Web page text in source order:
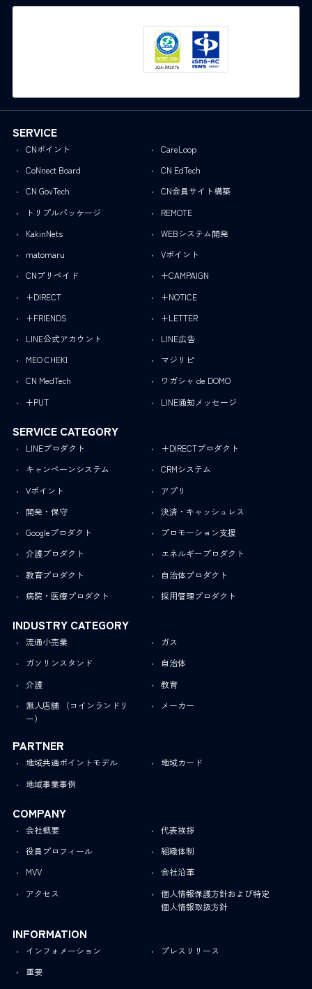
SERVICE
CNポイント
CareLoop
CoNnect Board
CN EdTech
CN GovTech
CN会員サイト構築
トリプルパッケージ
REMOTE
KakinNets
WEBシステム開発
matomaru
Vポイント
CNプリペイド
+CAMPAIGN
+DIRECT
+NOTICE
+FRIENDS
+LETTER
LINE公式アカウント
LINE広告
MEO CHEKI
マジリピ
CN MedTech
ワガシャ de DOMO
+PUT
LINE通知メッセージ
SERVICE CATEGORY
LINEプロダクト
＋DIRECTプロダクト
キャンペーンシステム
CRMシステム
Vポイント
アプリ
開発・保守
決済・キャッシュレス
Googleプロダクト
プロモーション支援
介護プロダクト
エネルギープロダクト
教育プロダクト
自治体プロダクト
病院・医療プロダクト
採用管理プロダクト
INDUSTRY CATEGORY
流通小売業
ガス
ガソリンスタンド
自治体
介護
教育
無人店舗 （コインランドリ
ー）
メーカー
PARTNER
地域共通ポイントモデル
地域カード
地域事業事例
COMPANY
会社概要
代表挨拶
役員プロフィール
組織体制
MVV
会社沿革
アクセス
個人情報保護方針および特定
個人情報取扱方針
INFORMATION
インフォメーション
プレスリリース
重要